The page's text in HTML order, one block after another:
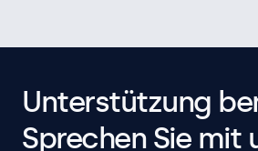
Unterstützung
Sprechen Sie mit